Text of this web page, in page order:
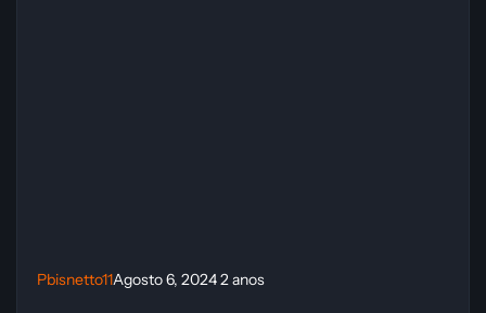
Pbisnetto11Agosto 6, 20242 anos